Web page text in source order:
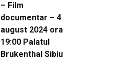
– Film
documentar – 4
august 2024 ora
19:00 Palatul
Brukenthal Sibiu